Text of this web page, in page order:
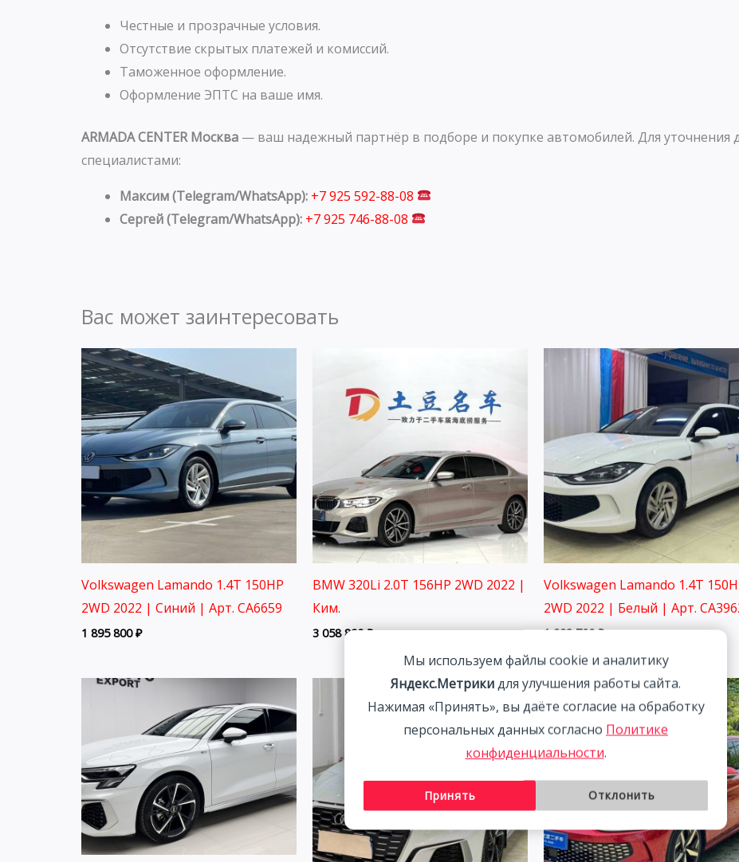
Честные и прозрачные условия.
Отсутствие скрытых платежей и комиссий.
Таможенное оформление.
Оформление ЭПТС на ваше имя.
ARMADA CENTER Москва — ваш надежный партнёр в подборе и покупке автомобилей. Для уточнения
специалистами:
Максим (Telegram/WhatsApp): +7 925 592-88-08
Сергей (Telegram/WhatsApp): +7 925 746-88-08
Вас может заинтересовать
Volkswagen Lamando 1.4T 150HP
2WD 2022 | Синий | Арт. CA6659
1 895 800₽
BMW 320Li 2.0T 156HP 2WD 2022 |
Ким.
3 058 800₽
Volkswagen Lamando 1.4T
2WD 2022 | Белый | Арт.
1 993 700₽
Мы используем файлы cookie и аналитику
Яндекс.Метрикидля улучшения работы сайта.
Нажимая «Принять», вы даёте согласие на обработку
персональных данных согласно Политике
конфиденциальности.
Принять Отклонить